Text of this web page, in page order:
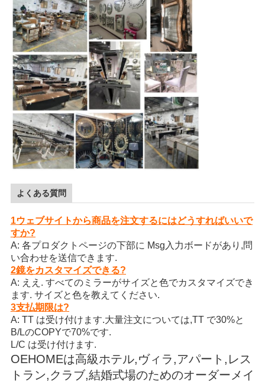
よくある質問
1ウェブサイトから商品を注文するにはどうすればいいで
すか?
A: 各プロダクトページの下部に Msg入力ボードがあり,問
い合わせを送信できます.
2鏡をカスタマイズできる?
A: ええ. すべてのミラーがサイズと色でカスタマイズでき
ます. サイズと色を教えてください.
3支払期限は?
A: TT は受け付けます.大量注文については,TT で30%と
B/LのCOPYで70%です.
L/C は受け付けます.
OEHOMEは高級ホテル,ヴィラ,アパート,レス
トラン,クラブ,結婚式場のためのオーダーメイ